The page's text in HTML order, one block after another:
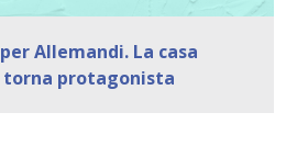
Allemandi. La casa
protagonista